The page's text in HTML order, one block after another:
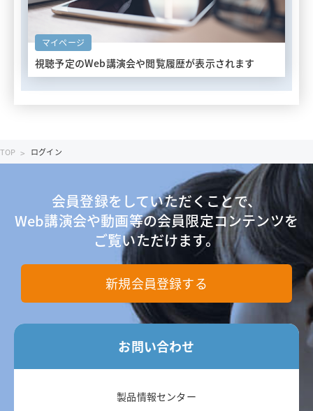
マイページ
視聴予定のWeb講演会や閲覧履歴が表示されます
TOP ログイン
会員登録をしていただくことで、
Web講演会や動画等の会員限定コンテンツを
ご覧いただけます。
新規会員登録する
お問い合わせ
製品情報センター